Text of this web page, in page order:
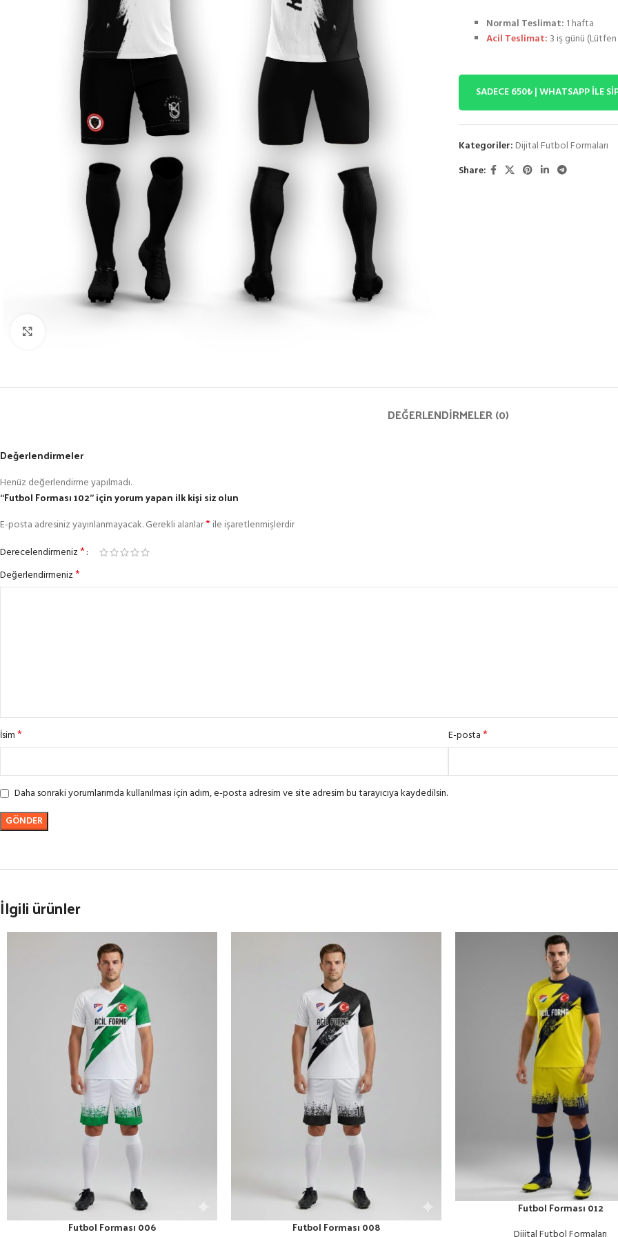
Normal Teslimat: 1 hafta
Acil Teslimat: 3 iş günü
SADECE 650₺ | WHATSAPP İLE
Kategoriler: Dijital Futbol Formaları
Share:
DEĞERLENDIRMELER (0)
Değerlendirmeler
Henüz değerlendirme yapılmadı.
“Futbol Forması 102” için yorum yapan ilk kişi siz olun
E-posta adresiniz yayınlanmayacak.Gerekli alanlar*ile işaretlenmişlerdir
Derecelendirmeniz*
Değerlendirmeniz*
İsim* E-posta*
Daha sonraki yorumlarımda kullanılması için adım, e-posta adresim ve site adresim bu tarayıcıya kaydedilsin.
İlgili ürünler
Futbol Forması 006 Futbol Forması 008
Futbol Forması 012